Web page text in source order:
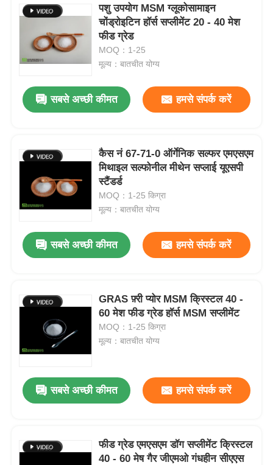
पशु उपयोग MSM ग्लूकोसामाइन
चोंड्रोइटिन हॉर्स सप्लीमेंट 20 - 40 मेश
फीड ग्रेड
MOQ：1-25
मूल्य：बातचीत योग्य
सबसे अच्छी कीमत हमसे संपर्क करें
कैस नं 67-71-0 ऑर्गेनिक सल्फर एमएसएम
मिथाइल सल्फोनील मीथेन सप्लाई यूएसपी
स्टैंडर्ड
MOQ：1-25 किग्रा
मूल्य：बातचीत योग्य
सबसे अच्छी कीमत हमसे संपर्क करें
GRAS फ़्री प्योर MSM क्रिस्टल 40 -
60 मेश फीड ग्रेड हॉर्स MSM सप्लीमेंट
MOQ：1-25 किग्रा
मूल्य：बातचीत योग्य
सबसे अच्छी कीमत हमसे संपर्क करें
फीड ग्रेड एमएसएम डॉग सप्लीमेंट क्रिस्टल
40 - 60 मेष गैर जीएमओ गंधहीन सीएएस